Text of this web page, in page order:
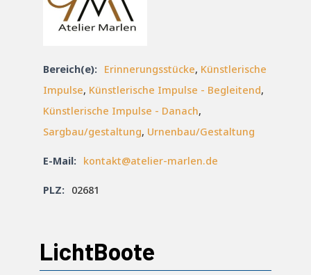
Bereich(e): Erinnerungsstücke, Künstlerische
Impulse, Künstlerische Impulse - Begleitend,
Künstlerische Impulse - Danach,
Sargbau/gestaltung, Urnenbau/Gestaltung
E-Mail: kontakt@atelier-marlen.de
PLZ: 02681
LichtBoote